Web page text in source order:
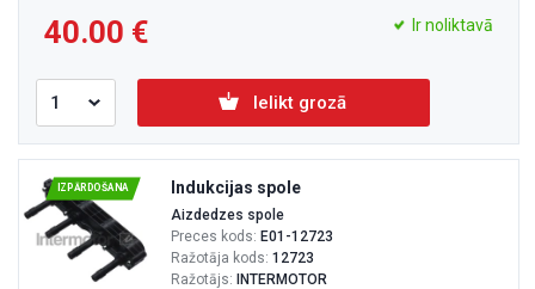
40.00 Ir noliktavā
Ielikt grozā
IZPĀRDOŠANA Indukcijas spole
Aizdedzes spole
Preces kods: E01-12723
Ražotāja kods: 12723
Ražotājs:
INTERMOTOR